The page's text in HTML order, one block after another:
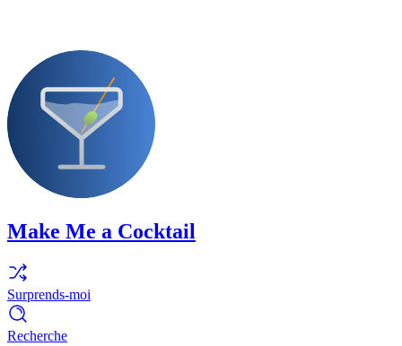
Make Me a Cocktail
Surprends-moi
Recherche